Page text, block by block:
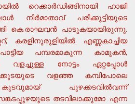
റെക്കാര്‍ഡിങ്ങിനായി ഹാജി
നിര്‍മാതാവ് പരീക്കുട്ടിയുടെ
കെ.രാഘവന്‍ പാടുകയായിരുന്നു.
കരളിനുരുളിയില്‍ എണ്ണകാച്ചിയ
പമ്പരമാകുന്ന കാമുകന്‍,
നോട്ടം ഏറ്റപ്പോള്‍
വളഞ്ഞ കമ്പിപോലെ
പുഴക്കടവില്‍വന്ന്
തടവിലാക്കുമോ എന്ന